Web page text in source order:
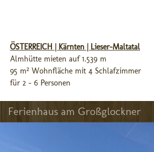
ÖSTERREICH | Kärnten | Lieser-Maltatal
Almhütte mieten auf 1.539 m
95 m² Wohnfläche mit 4 Schlafzimmer
für 2 - 6 Personen
Ferienhaus am Großglockner